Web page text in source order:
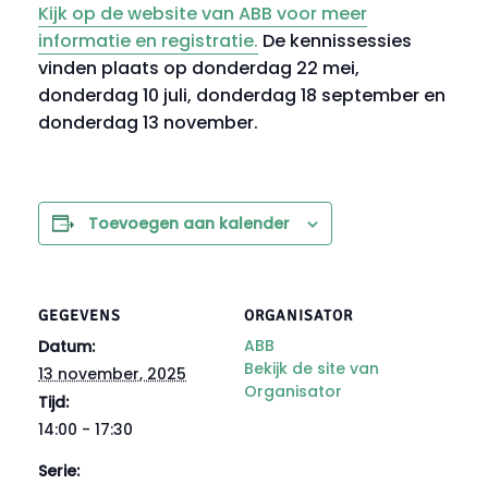
Kijk op de website van ABB voor meer
informatie en registratie. De kennissessies
vinden plaats op donderdag 22 mei,
donderdag 10 juli, donderdag 18 september en
donderdag 13 november.
Toevoegen aan kalender
GEGEVENS
Datum:
13 november, 2025
Tijd:
14:00 - 17:30
Serie:
ORGANISATOR
ABB
Bekijk de site van
Organisator